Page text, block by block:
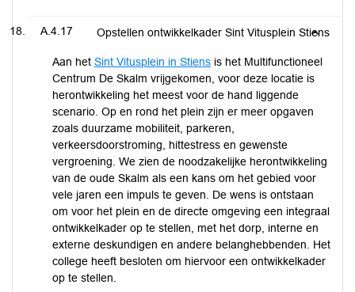
A.4.17 Opstellen ontwikkelkader Sint Vitusplein Stiens
Aan het Sint Vitusplein in Stiens is het Multifunctioneel
Centrum De Skalm vrijgekomen, voor deze locatie is
herontwikkeling het meest voor de hand liggende
scenario. Op en rond het plein zijn er meer opgaven
zoals duurzame mobiliteit, parkeren,
verkeersdoorstroming, hittestress en gewenste
vergroening. We zien de noodzakelijke herontwikkeling
van de oude Skalm als een kans om het gebied voor
vele jaren een impuls te geven. De wens is ontstaan
om voor het plein en de directe omgeving een integraal
ontwikkelkader op te stellen, met het dorp, interne en
externe deskundigen en andere belanghebbenden. Het
college heeft besloten om hiervoor een ontwikkelkader
op te stellen.